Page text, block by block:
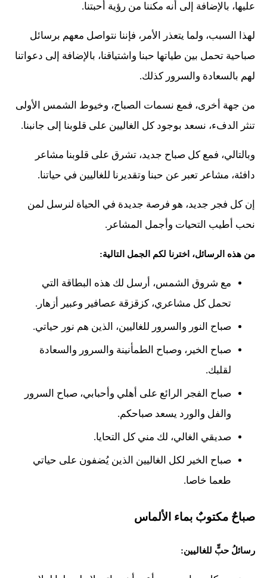
عليها، بالإضافة إلى أنه مكننا من رؤية أحبتنا.
لهذا السبب، ولما يتعذر الأمر، فإننا نتواصل معهم برسائل
صباحية تحمل بين طياتها حبنا واشتياقنا، بالإضافة إلى دعواتنا
لهم بالسعادة والسرور كذلك.
من جهة أخرى، فمع نسمات الصباح، وخيوط الشمس الأولى
تنثر الدفء، نسعد بوجود كل الغاليين على قلوبنا إلى جانبنا.
وبالتالي، فمع كل صباح جديد، تشرق على قلوبنا مشاعر
دافئة، مشاعر تعبر عن حبنا وتقديرنا للغاليين في حياتنا.
إن كل فجر جديد، هو فرصة جديدة في الحياة لنرسل لمن
نحب أطيب التحيات وأجمل المشاعر.
من هذه الرسائل، اخترنا لكم الجمل التالية:
مع شروق الشمس، أرسل لك هذه البطاقة التي
تحمل كل مشاعري، كزقزقة عصافير وعبير أزهار.
صباح النور والسرور للغاليين، الذين هم نور حياتي.
صباح الخير، وصباح الطمأنينة والسرور والسعادة
لقلبك.
صباح الفجر الرائع على أهلي وأحبابي، صباح السرور
والفل والورد يسعد صباحكم.
صديقي الغالي، لك مني كل التحايا.
صباح الخير لكل الغاليين الذين يُضفون على حياتي
طعما خاصا.
صباحٌ مكتوبٌ بماء الألماس
رسائلُ حبٍّ للغاليين: